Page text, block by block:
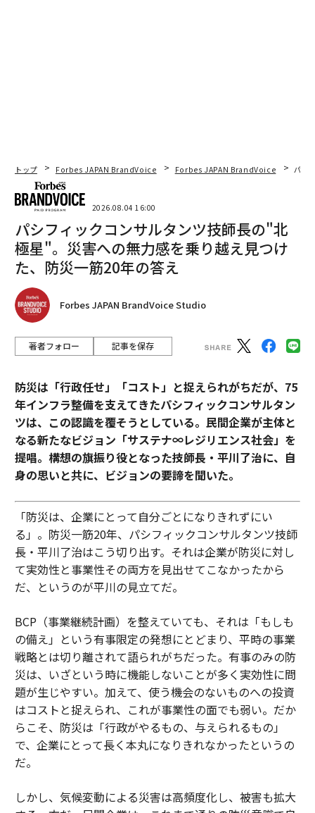
トップ Forbes JAPAN BrandVoice Forbes JAPAN BrandVoice パシ
2026.08.04 16:00
パシフィックコンサルタンツ技師長の"北
極星"。災害への無力感を乗り越え見つけ
た、防災一筋20年の答え
Forbes JAPAN BrandVoice Studio
著者フォロー 記事を保存
防災は「行政任せ」「コスト」と捉えられがちだが、75
年インフラ整備を支えてきたパシフィックコンサルタン
ツは、この認識を覆そうとしている。民間企業が主体と
なる新たなビジョン「サステナ∞レジリエンス社会」を
提唱。構想の旗振り役となった技師長・平川了治に、自
身の思いと共に、ビジョンの要諦を聞いた。
「防災は、企業にとって自分ごとになりきれずにい
る」。防災一筋20年、パシフィックコンサルタンツ技師
長・平川了治はこう切り出す。それは企業が防災に対し
て実効性と事業性その両方を見出せてこなかったから
だ、というのが平川の見立てだ。
BCP（事業継続計画）を整えていても、それは「もしも
の備え」という有事限定の発想にとどまり、平時の事業
戦略とは切り離されて語られがちだった。有事のみの防
災は、いざという時に機能しないことが多く実効性に問
題が生じやすい。加えて、使う機会のないものへの投資
はコストと捉えられ、これが事業性の面でも弱い。だか
らこそ、防災は「行政がやるもの、与えられるもの」
で、企業にとって長く本丸になりきれなかったというの
だ。
しかし、気候変動による災害は高頻度化し、被害も拡大